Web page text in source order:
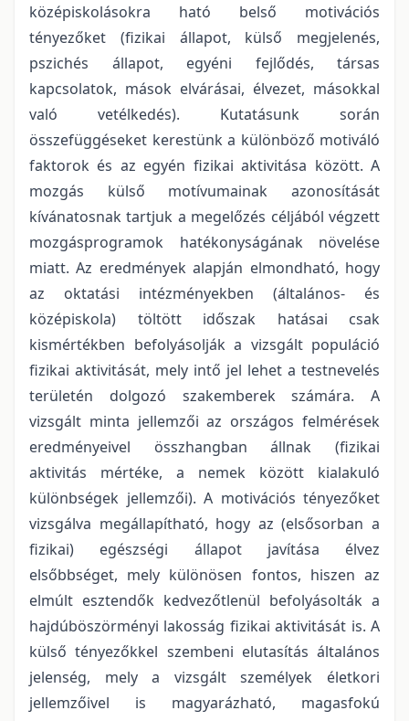
középiskolásokra ható belső motivációs
tényezőket (fizikai állapot, külső megjelenés,
pszichés állapot, egyéni fejlődés, társas
kapcsolatok, mások elvárásai, élvezet, másokkal
való vetélkedés). Kutatásunk során
összefüggéseket kerestünk a különböző motiváló
faktorok és az egyén fizikai aktivitása között. A
mozgás külső motívumainak azonosítását
kívánatosnak tartjuk a megelőzés céljából végzett
mozgásprogramok hatékonyságának növelése
miatt. Az eredmények alapján elmondható, hogy
az oktatási intézményekben (általános- és
középiskola) töltött időszak hatásai csak
kismértékben befolyásolják a vizsgált populáció
fizikai aktivitását, mely intő jel lehet a testnevelés
területén dolgozó szakemberek számára. A
vizsgált minta jellemzői az országos felmérések
eredményeivel összhangban állnak (fizikai
aktivitás mértéke, a nemek között kialakuló
különbségek jellemzői). A motivációs tényezőket
vizsgálva megállapítható, hogy az (elsősorban a
fizikai) egészségi állapot javítása élvez
elsőbbséget, mely különösen fontos, hiszen az
elmúlt esztendők kedvezőtlenül befolyásolták a
hajdúböszörményi lakosság fizikai aktivitását is. A
külső tényezőkkel szembeni elutasítás általános
jelenség, mely a vizsgált személyek életkori
jellemzőivel is magyarázható, magasfokú